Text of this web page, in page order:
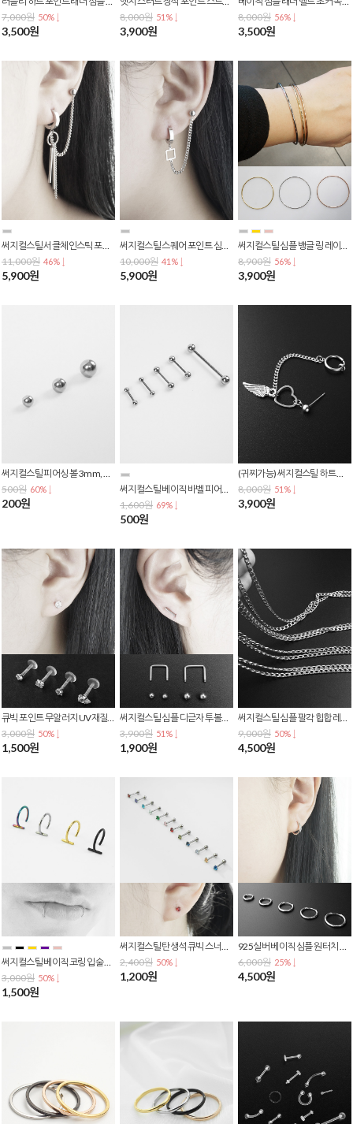
7,000원 50% ↓
3,500원
8,000원 51% ↓
3,900원
8,000원 56% ↓
3,500원
써지컬스틸 서클체인스틱 포인트 투핀 원터치링 바벨 피어싱 E-0084
11,000원 46% ↓
5,900원
10,000원 41% ↓
5,900원
8,900원 56% ↓
3,900원
써지컬스틸 피어싱 볼 3mm, 4mm, 5mm P-0043
500원 60% ↓
200원
써지컬스틸 베이직 바벨 피어싱 (바길이 6mm~40mm) P-0040
1,600원 69% ↓
500원
(귀찌가능) 써지컬스틸 하트 엔젤 체인 투핀 귀찌 스터드 원터치 링 귀걸이 E-0025
8,000원 51% ↓
3,900원
3,000원 50% ↓
1,500원
써지컬스틸 심플 디귿자 투볼링 별존 스너그 이너컨츠 아웃컨츠 바벨 피어싱 P-0837
3,900원 51% ↓
1,900원
9,000원 50% ↓
4,500원
3,000원 50% ↓
1,500원
2,400원 50% ↓
1,200원
6,000원 25% ↓
4,500원